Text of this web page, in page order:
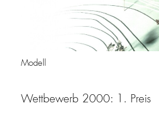
Modell
Wettbewerb 2000: 1. Preis